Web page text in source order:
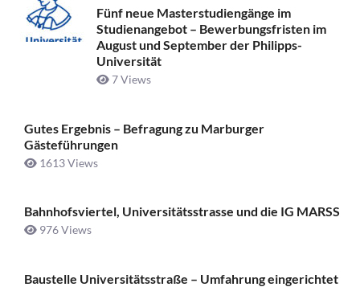
Fünf neue Masterstudiengänge im
Studienangebot – Bewerbungsfristen im
August und September der Philipps-
Universität
7 Views
Gutes Ergebnis – Befragung zu Marburger
Gästeführungen
1613 Views
Bahnhofsviertel, Universitätsstrasse und die IG MARSS
976 Views
Baustelle Universitätsstraße ­– Umfahrung eingerichtet